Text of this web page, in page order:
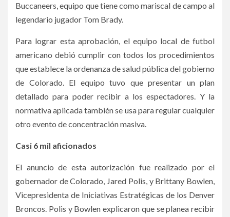
Buccaneers, equipo que tiene como mariscal de campo al
legendario jugador Tom Brady.
Para lograr esta aprobación, el equipo local de futbol
americano debió cumplir con todos los procedimientos
que establece la ordenanza de salud pública del gobierno
de Colorado. El equipo tuvo que presentar un plan
detallado para poder recibir a los espectadores. Y la
normativa aplicada también se usa para regular cualquier
otro evento de concentración masiva.
Casi 6 mil aficionados
El anuncio de esta autorización fue realizado por el
gobernador de Colorado, Jared Polis, y Brittany Bowlen,
Vicepresidenta de Iniciativas Estratégicas de los Denver
Broncos. Polis y Bowlen explicaron que se planea recibir